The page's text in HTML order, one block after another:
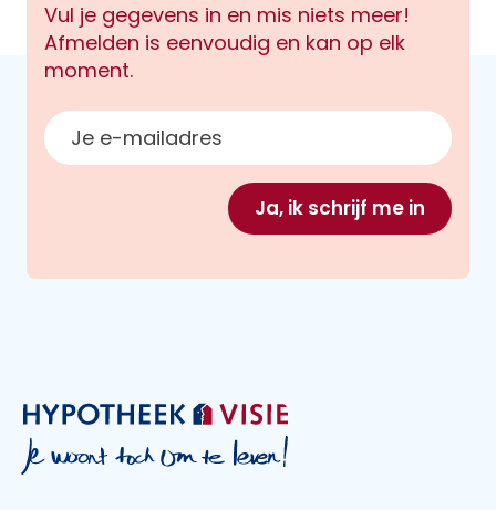
Vul je gegevens in en mis niets meer!
Afmelden is eenvoudig en kan op elk
moment.
E-mailadres
Ja, ik schrijf me in